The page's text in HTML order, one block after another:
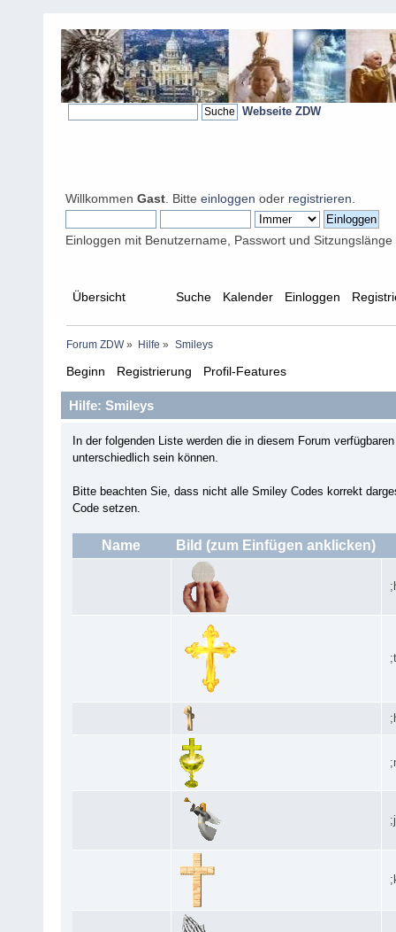
Webseite ZDW
Willkommen Gast . Bitte einloggen oder registrieren
Einloggen mit Benutzername, Passwort und Sitzungslänge
Übersicht Suche Kalender Einloggen
Forum ZDW» Hilfe » Smileys
Beginn Registrierung Profil-Features
Hilfe: Smileys
In der folgenden Liste werden die in diesem Forum
unterschiedlich sein können.
Bitte beachten Sie, dass nicht alle Smiley Codes korrekt
Code setzen.
Name Bild (zum Einfügen anklicken)